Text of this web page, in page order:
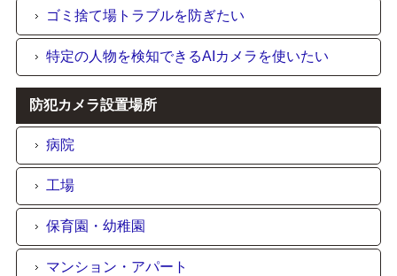
ゴミ捨て場トラブルを防ぎたい
特定の人物を検知できるAIカメラを使いたい
防犯カメラ設置場所
病院
工場
保育園・幼稚園
マンション・アパート